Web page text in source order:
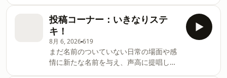
説のドラマ「フリークス学園」が
Amazonプライムビデオで配信！ ・母親
とマイケル・ジャクソンの思い出 ・映画
「マーズエクスプレス」オススメ！ な
ど。 Learn more about your ad
choices. Visit
podcastchoices.com/adchoices
上初となる女性審判員で2児の母、そし
て普段は埼玉県の中学教諭として勤務し
ている「森田真紀さん」” 森田真紀さ
ん、感謝ですッ！！ Learn more about
your ad choices. Visit
podcastchoices.com/adchoices
投稿コーナー：いきなりステ
キ！
8月 6, 2026619
まだ名前のついていない日常の場面や感
情に新たな名前を与え、声高に提唱して